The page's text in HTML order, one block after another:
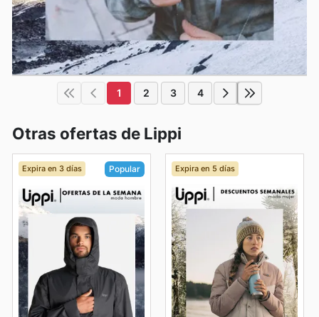
1 2 3 4
Otras ofertas de Lippi
Expira en 3 días Popular Expira en 5 días